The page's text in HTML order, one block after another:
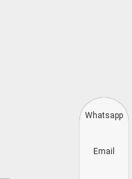
Whatsapp
Email